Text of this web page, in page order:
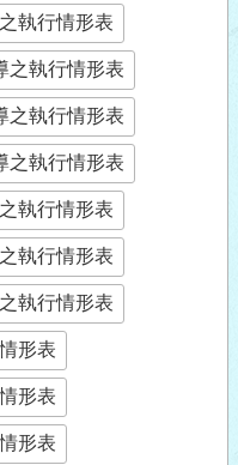
執行情形表
之執行情形表
之執行情形表
之執行情形表
執行情形表
執行情形表
執行情形表
形表
形表
形表